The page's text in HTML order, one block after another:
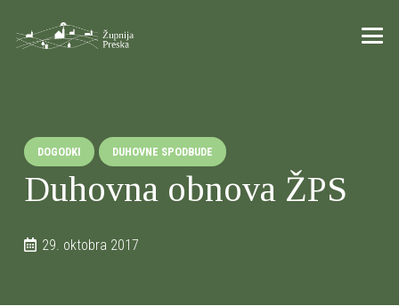
DOGODKI DUHOVNE SPODBUDE
Duhovna obnova ŽPS
29. oktobra 2017